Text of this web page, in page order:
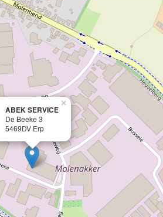
ABEK SERVICE
De Beeke 3
5469DV Erp
×